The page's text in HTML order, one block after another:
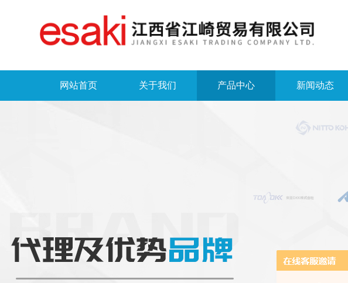
网站首页 关于我们 产品中心 新闻动态